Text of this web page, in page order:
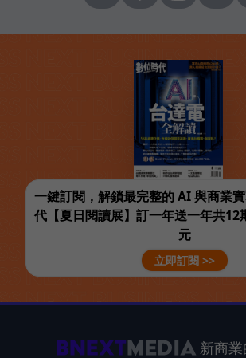
一鍵訂閱，解鎖最完整的 AI 與商業
代【夏日閱讀展】訂一年送一年共12
元
立即訂閱 >>
新商